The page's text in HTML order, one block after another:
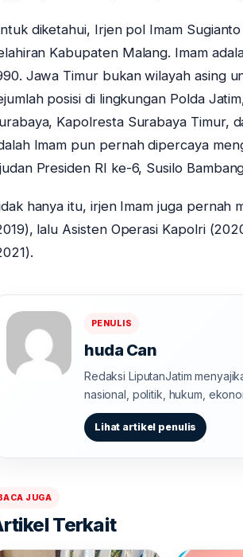
diketahui, Irjen pol Imam
Kabupaten Malang. Imam
Jawa Timur bukan wilayah asing
posisi di lingkungan Polda
Kapolresta Surabaya Timur,
Imam pun pernah dipercaya
Presiden RI ke-6, Susilo
hanya itu, irjen Imam juga pernah
lalu Asisten Operasi Kapolri
PENULIS
huda Can
Redaksi LiputanJatim
nasional, politik, hukum,
Lihat artikel penulis
JUGA
Terkait